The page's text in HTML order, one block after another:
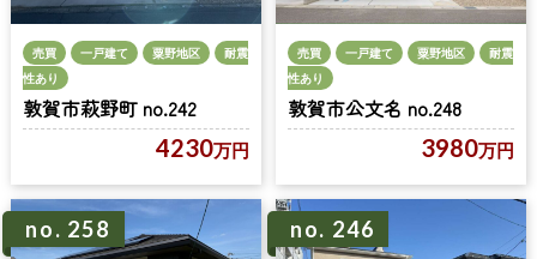
売買 一戸建て 粟野地区
耐震
性あり
敦賀市萩野町 no.242
4230万円
売買 一戸建て 粟野地区
耐震
性あり
敦賀市公文名 no.248
3980万円
no. 258 no. 246